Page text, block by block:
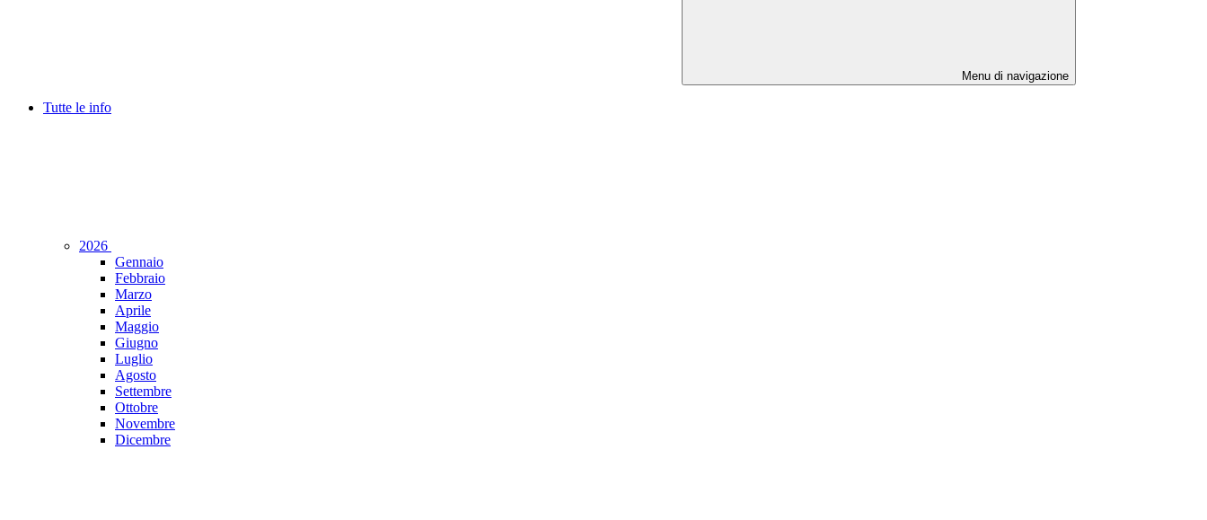
Menu di navigazione
Tutte le info
2026
Gennaio
Febbraio
Marzo
Aprile
Maggio
Giugno
Luglio
Agosto
Settembre
Ottobre
Novembre
Dicembre